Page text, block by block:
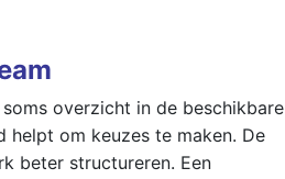
overzicht in de beschikbare
helpt om keuzes te maken. De
beter structureren. Een